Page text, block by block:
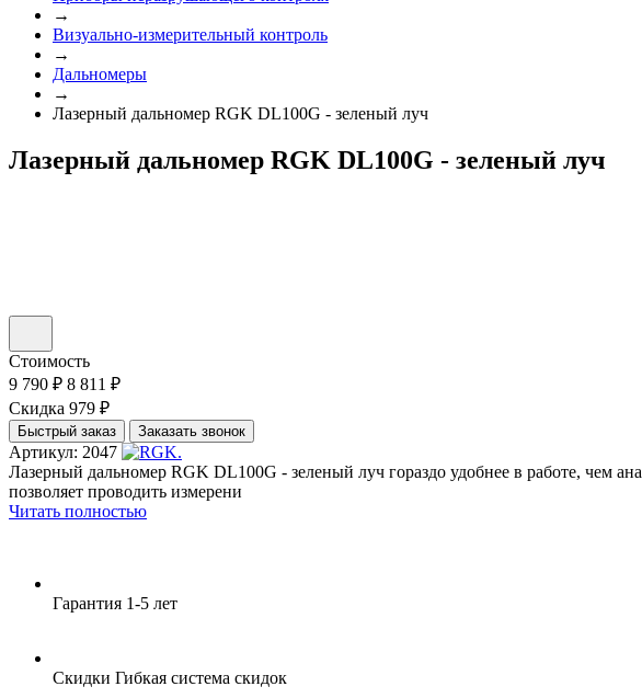
→
Визуально-измерительный контроль
→
Дальномеры
→
Лазерный дальномер RGK DL100G - зеленый луч
Лазерный дальномер RGK DL100G - зеленый луч
Стоимость
9 790 ₽ 8 811 ₽
Скидка 979 ₽
Быстрый заказ Заказать звонок
Артикул: 2047
Лазерный дальномер RGK DL100G - зеленый луч гораздо удобнее в работе, чем
позволяет проводить измерени
Читать полностью
Гарантия 1-5 лет
Скидки Гибкая система скидок